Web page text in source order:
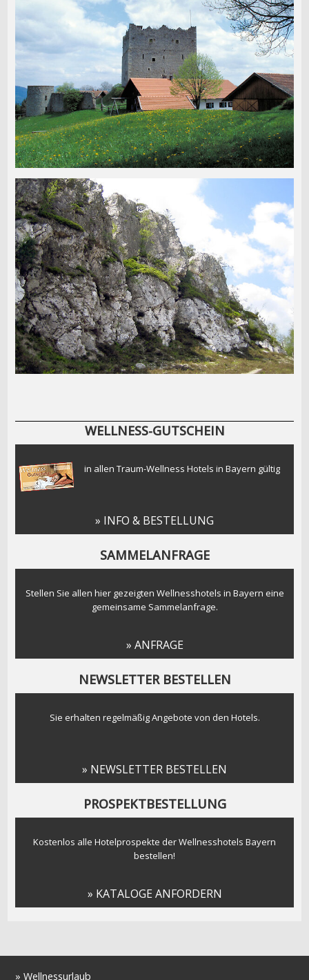
WELLNESS-GUTSCHEIN
in allen Traum-Wellness Hotels in Bayern gültig
» INFO & BESTELLUNG
SAMMELANFRAGE
Stellen Sie allen hier gezeigten Wellnesshotels in Bayern eine
gemeinsame Sammelanfrage.
» ANFRAGE
NEWSLETTER BESTELLEN
Sie erhalten regelmäßig Angebote von den Hotels.
» NEWSLETTER BESTELLEN
PROSPEKTBESTELLUNG
Kostenlos alle Hotelprospekte der Wellnesshotels Bayern
bestellen!
» KATALOGE ANFORDERN
»Wellnessurlaub